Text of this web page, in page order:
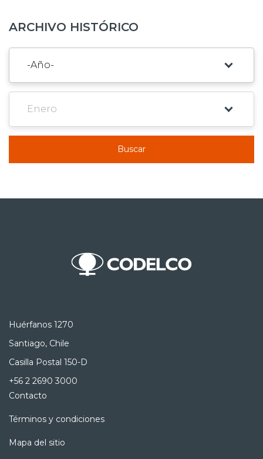
ARCHIVO HISTÓRICO
Buscar
Huérfanos 1270
Santiago, Chile
Casilla Postal 150-D
+56 2 2690 3000
Contacto
Términos y condiciones
Mapa del sitio